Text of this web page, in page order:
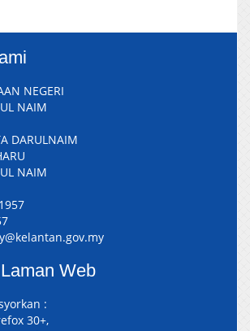
NEGERI
NAIM
DARULNAIM
NAIM
Web
:
30+,